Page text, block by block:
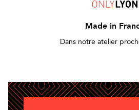
Made in
Dans notre atelier